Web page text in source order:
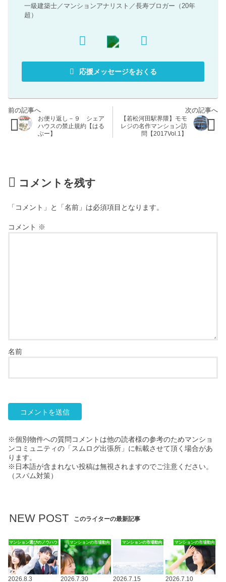
一級建築士／マンションアナリスト／長寿ブロガー（20年
超）
応援メッセージをおくる
お便り返し－９ シェア
ハウスの禁止規約【はる
ぶー】
【若松河田駅界隈】モモ
レジの名作マンション訪
問【2017Vol.1】
コメントを残す
「コメント」と「名前」は必須項目となります。
コメント ※
名前
※個別物件への質問コメントは他の読者様の参考のためマンショ
ンコミュニティの「スムログ出張所」に転載させて頂く場合があ
ります。
※日本語が含まれない投稿は無視されますのでご注意ください。
（スパム対策）
NEW POST このライターの最新記事
マンション選びのノウハウ
2026.8.3
マンションの市場動向
2026.7.30
マンションの市場動向
2026.7.15
マンションの市場動向
2026.7.10